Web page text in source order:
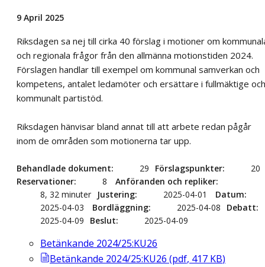
9 April 2025
Riksdagen sa nej till cirka 40 förslag i motioner om
och regionala frågor från den allmänna motionstiden 2024.
Förslagen handlar till exempel om kommunal samverkan och
kompetens, antalet ledamöter och ersättare i fullmäktige och
kommunalt partistöd.
Riksdagen hänvisar bland annat till att arbete redan pågår
inom de områden som motionerna tar upp.
Behandlade dokument 29 Förslagspunkter
20
Reservationer
8
Anföranden och repliker
8, 32 minuter
Justering 2025-04-01
Datum
2025-04-03
Bordläggning 2025-04-08
Debatt
2025-04-09
Beslut 2025-04-09
Betänkande 2024/25:KU26
Betänkande 2024/25:KU26 (pdf, 417 KB)